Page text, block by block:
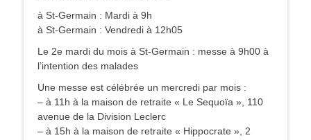
à St-Germain : Mardi à 9h
à St-Germain : Vendredi à 12h05
Le 2e mardi du mois à St-Germain : messe à 9h00 à
l’intention des malades
Une messe est célébrée un mercredi par mois :
– à 11h à la maison de retraite « Le Sequoïa », 110
avenue de la Division Leclerc
– à 15h à la maison de retraite « Hippocrate », 2